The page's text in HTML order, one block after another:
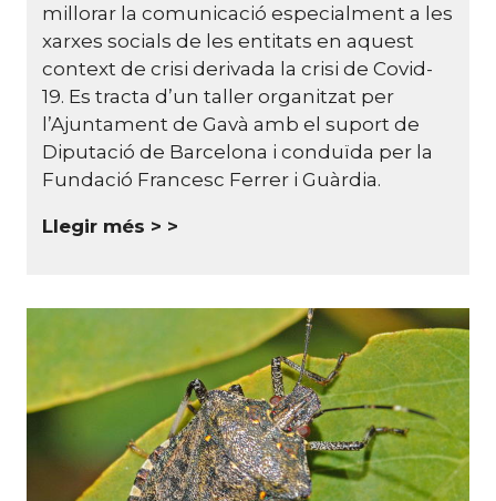
millorar la comunicació especialment a les
xarxes socials de les entitats en aquest
context de crisi derivada la crisi de Covid-
19. Es tracta d’un taller organitzat per
l’Ajuntament de Gavà amb el suport de
Diputació de Barcelona i conduïda per la
Fundació Francesc Ferrer i Guàrdia.
Llegir més >